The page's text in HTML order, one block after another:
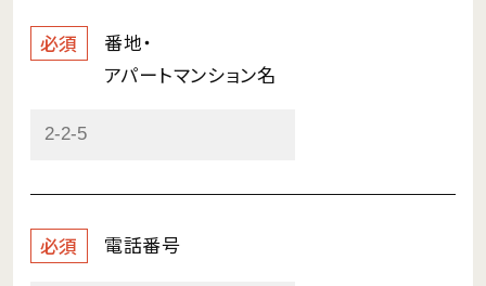
必須
番地・
アパートマンション名
必須 電話番号